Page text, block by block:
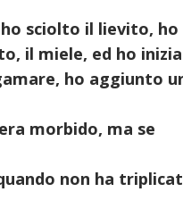
sciolto il lievito, ho
il miele, ed ho
ho aggiunto
morbido, ma se
non ha